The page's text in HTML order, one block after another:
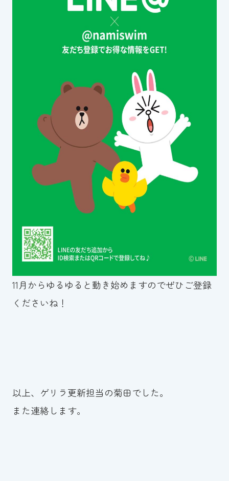
11月からゆるゆると動き始めますのでぜひご登録
くださいね！
以上、ゲリラ更新担当の菊田でした。
また連絡します。